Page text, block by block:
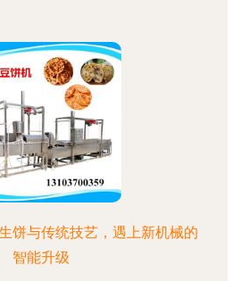
饼与传统技艺，遇上新机械的
智能升级